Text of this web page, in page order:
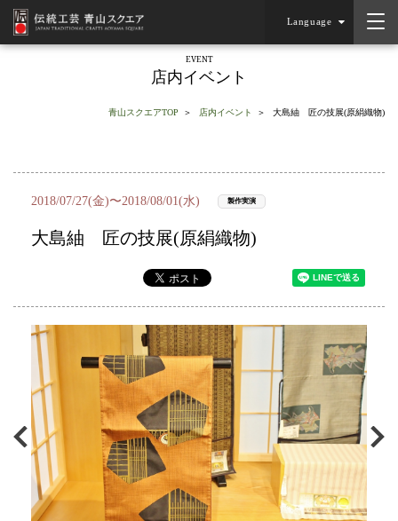
Language
EVENT
店内イベント
青山スクエアTOP 店内イベント 大島紬 匠の技展(原絹織物)
2018/07/27(金)〜2018/08/01(水) 製作実演
大島紬 匠の技展(原絹織物)